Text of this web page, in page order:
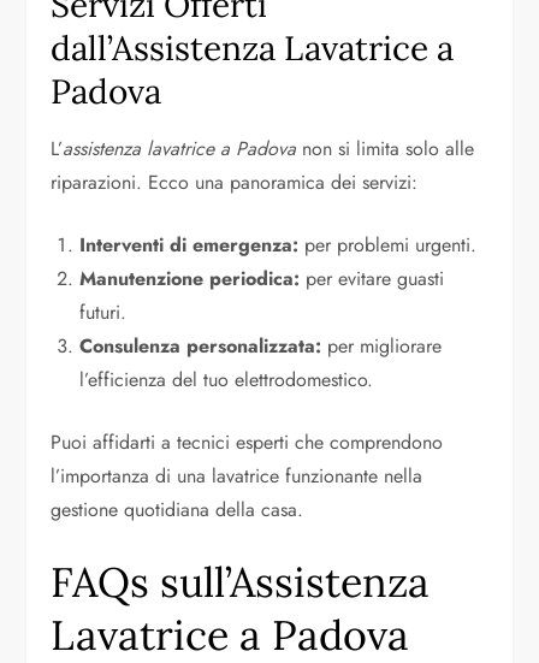
dall’Assistenza Lavatrice a
Padova
L’assistenza lavatrice a Padova non si limita solo alle
riparazioni. Ecco una panoramica dei servizi:
Interventi di emergenza: per problemi urgenti.
Manutenzione periodica: per evitare guasti
futuri.
Consulenza personalizzata: per migliorare
l’efficienza del tuo elettrodomestico.
Puoi affidarti a tecnici esperti che comprendono
l’importanza di una lavatrice funzionante nella
gestione quotidiana della casa.
FAQs sull’Assistenza
Lavatrice a Padova